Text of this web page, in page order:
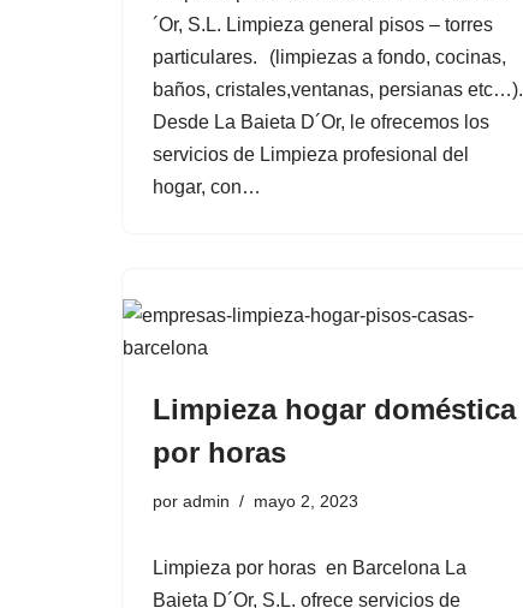
´Or, S.L. Limpieza general pisos – torres
particulares. (limpiezas a fondo, cocinas,
baños, cristales,ventanas, persianas etc…).
Desde La Baieta D´Or, le ofrecemos los
servicios de Limpieza profesional del
hogar, con…
Limpieza hogar doméstica
por horas
por admin mayo 2, 2023
Limpieza por horas en Barcelona La
Baieta D´Or, S.L. ofrece servicios de